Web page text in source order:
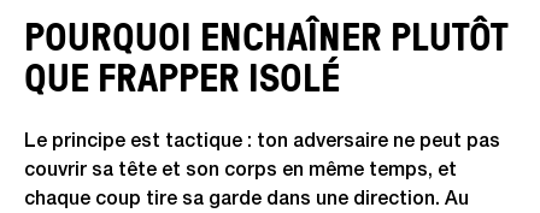
POURQUOI ENCHAÎNER PLUTÔT
QUE FRAPPER ISOLÉ
Le principe est tactique : ton adversaire ne peut pas
couvrir sa tête et son corps en même temps, et
chaque coup tire sa garde dans une direction. Au